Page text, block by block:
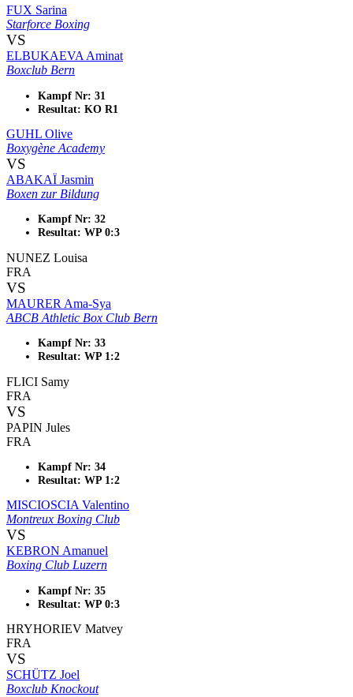
FUX Sarina
Starforce Boxing
VS
ELBUKAEVA Aminat
Boxclub Bern
Kampf Nr: 31
Resultat: KO R1
GUHL Olive
Boxygène Academy
VS
ABAKAÏ Jasmin
Boxen zur Bildung
Kampf Nr: 32
Resultat: WP 0:3
NUNEZ Louisa
FRA
VS
MAURER Ama-Sya
ABCB Athletic Box Club Bern
Kampf Nr: 33
Resultat: WP 1:2
FLICI Samy
FRA
VS
PAPIN Jules
FRA
Kampf Nr: 34
Resultat: WP 1:2
MISCIOSCIA Valentino
Montreux Boxing Club
VS
KEBRON Amanuel
Boxing Club Luzern
Kampf Nr: 35
Resultat: WP 0:3
HRYHORIEV Matvey
FRA
VS
SCHÜTZ Joel
Boxclub Knockout